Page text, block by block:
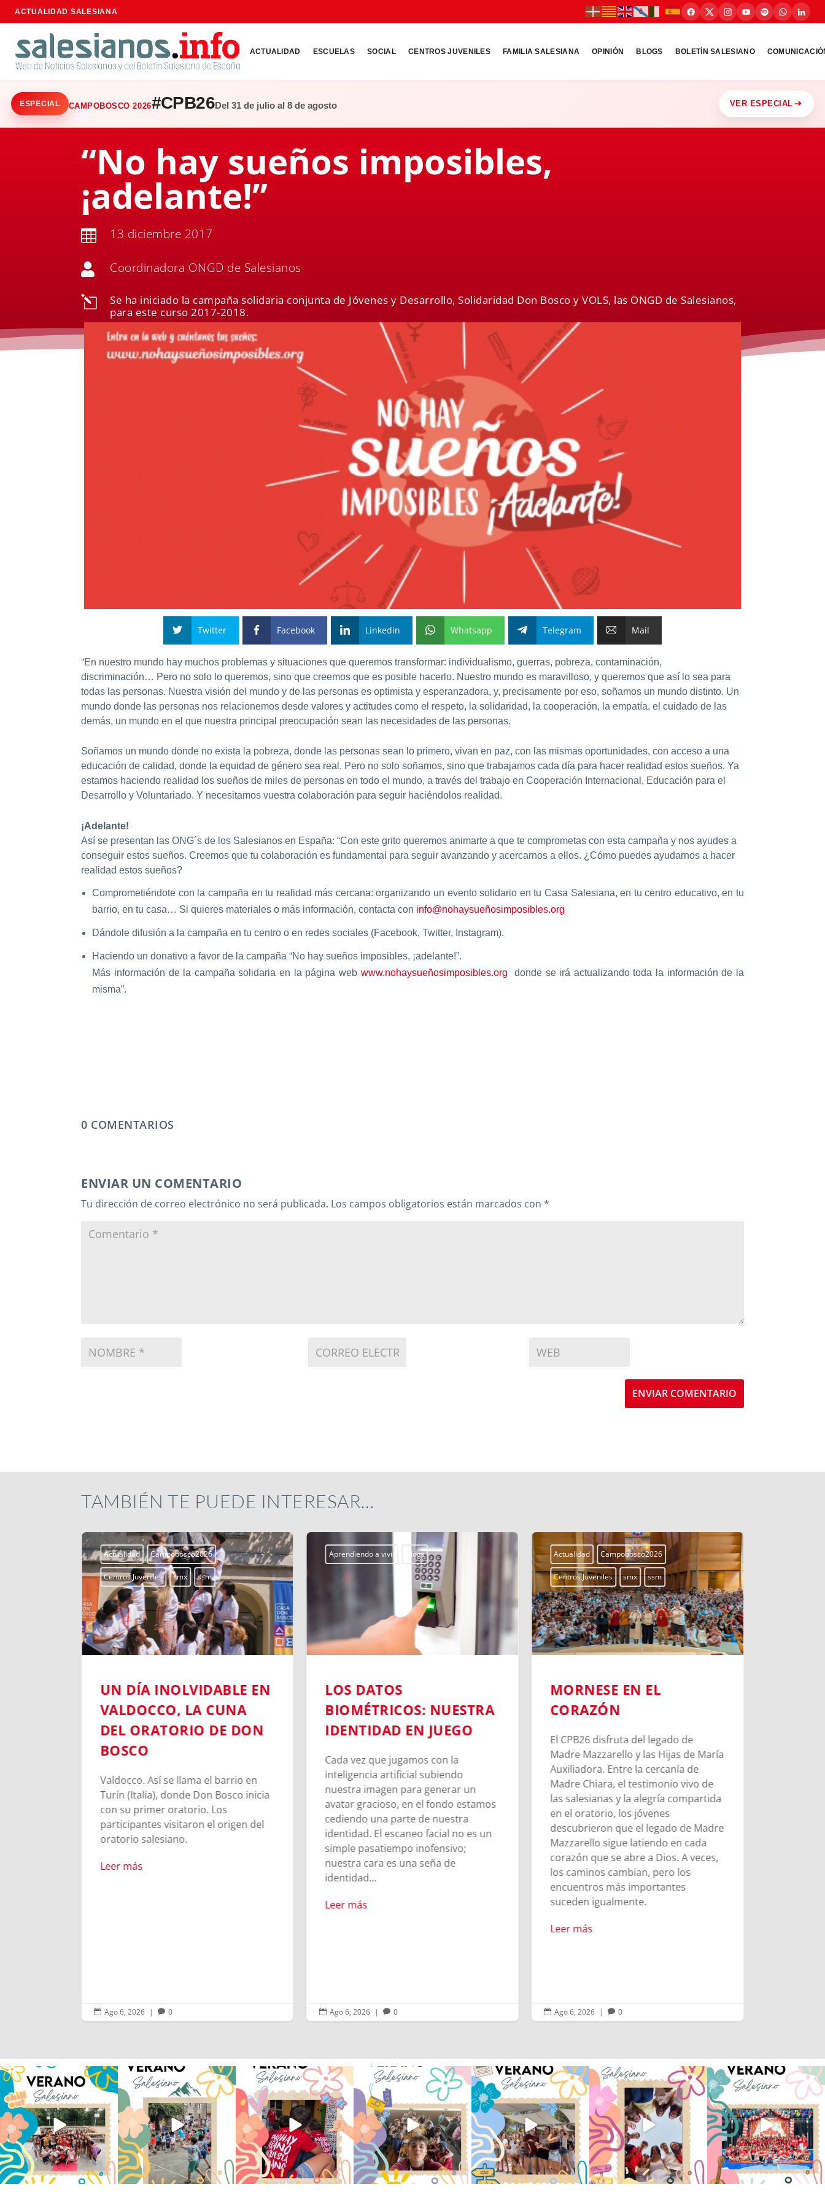
ACTUALIDAD SALESIANA
ACTUALIDAD ESCUELAS SOCIAL CENTROS JUVENILES FAMILIA SALESIANA OPINIÓN BLOGS BOLETÍN SALESIANO
ESPECIAL CAMPOBOSCO 2026#CPB26Del 31 de julio al 8 de agosto VER ESPECIAL
“No hay sueños imposibles,
¡adelante!”
 13 diciembre 2017
 Coordinadora ONGD de Salesianos
l
Se ha iniciado la campaña solidaria conjunta de Jóvenes y Desarrollo, Solidaridad Don Bosco y VOLS, las ONGD de Salesianos,
para este curso 2017-2018.
Twitter Facebook Linkedin Whatsapp Telegram Mail
“En nuestro mundo hay muchos problemas y situaciones que queremos transformar: individualismo, guerras, pobreza, contaminación,
discriminación… Pero no solo lo queremos, sino que creemos que es posible hacerlo. Nuestro mundo es maravilloso, y queremos que así lo sea para
todas las personas. Nuestra visión del mundo y de las personas es optimista y esperanzadora, y, precisamente por eso, soñamos un mundo distinto. Un
mundo donde las personas nos relacionemos desde valores y actitudes como el respeto, la solidaridad, la cooperación, la empatía, el cuidado de las
demás, un mundo en el que nuestra principal preocupación sean las necesidades de las personas.
Soñamos un mundo donde no exista la pobreza, donde las personas sean lo primero, vivan en paz, con las mismas oportunidades, con acceso a una
educación de calidad, donde la equidad de género sea real. Pero no solo soñamos, sino que trabajamos cada día para hacer realidad estos sueños. Ya
estamos haciendo realidad los sueños de miles de personas en todo el mundo, a través del trabajo en Cooperación Internacional, Educación para el
Desarrollo y Voluntariado. Y necesitamos vuestra colaboración para seguir haciéndolos realidad.
¡Adelante!
Así se presentan las ONG´s de los Salesianos en España: “Con este grito queremos animarte a que te comprometas con esta campaña y nos ayudes a
conseguir estos sueños. Creemos que tu colaboración es fundamental para seguir avanzando y acercarnos a ellos. ¿Cómo puedes ayudarnos a hacer
realidad estos sueños?
Comprometiéndote con la campaña en tu realidad más cercana: organizando un evento solidario en tu Casa Salesiana, en tu centro educativo, en tu
barrio, en tu casa… Si quieres materiales o más información, contacta con info@nohaysueñosimposibles.org
Dándole difusión a la campaña en tu centro o en redes sociales (Facebook, Twitter, Instagram).
Haciendo un donativo a favor de la campaña “No hay sueños imposibles, ¡adelante!”.
Más información de la campaña solidaria en la página web www.nohaysueñosimposibles.org donde se irá actualizando toda la información de la
misma”.
0 COMENTARIOS
ENVIAR UN COMENTARIO
Tu dirección de correo electrónico no será publicada. Los campos obligatorios están marcados con *
ENVIAR COMENTARIO
TAMBIÉN TE PUEDE INTERESAR…
Actualidad Campobosco2026
Centros Juveniles smx ssm
UN DÍA INOLVIDABLE EN
VALDOCCO, LA CUNA
DEL ORATORIO DE DON
BOSCO
Valdocco. Así se llama el barrio en
Turín (Italia), donde Don Bosco inicia
con su primer oratorio. Los
participantes visitaron el origen del
oratorio salesiano.
Leer más
 Ago 6, 2026 |  0
Aprendiendo a vivir Blogs
LOS DATOS
BIOMÉTRICOS: NUESTRA
IDENTIDAD EN JUEGO
Cada vez que jugamos con la
inteligencia artificial subiendo
nuestra imagen para generar un
avatar gracioso, en el fondo estamos
cediendo una parte de nuestra
identidad. El escaneo facial no es un
simple pasatiempo inofensivo;
nuestra cara es una seña de
identidad...
Leer más
 Ago 6, 2026 |  0
Actualidad Campobosco2026
Centros Juveniles smx ssm
MORNESE EN EL
CORAZÓN
El CPB26 disfruta del legado de
Madre Mazzarello y las Hijas de María
Auxiliadora. Entre la cercanía de
Madre Chiara, el testimonio vivo de
las salesianas y la alegría compartida
en el oratorio, los jóvenes
descubrieron que el legado de Madre
Mazzarello sigue latiendo en cada
corazón que se abre a Dios. A veces,
los caminos cambian, pero los
encuentros más importantes
suceden igualmente.
Leer más
 Ago 6, 2026 |  0
Los alumnos de 6º de Primaria, 1º
y 2º de la ESO...
146 2
La diversión y la alegría también
se han sentido
97 0
No hay verano sin que sea
Salesiano ❤️💫 en Luz 4...
196 0
viviendo la alegría en el
campamento Caravio...
93 2
Que bonito todo lo que han vivido
en el campamento...
253 2
Superestrella!! 🌟 La música
invade el Campamento ...
6 0
La Orotava ha disfrutado a lo
grande de su
66 1